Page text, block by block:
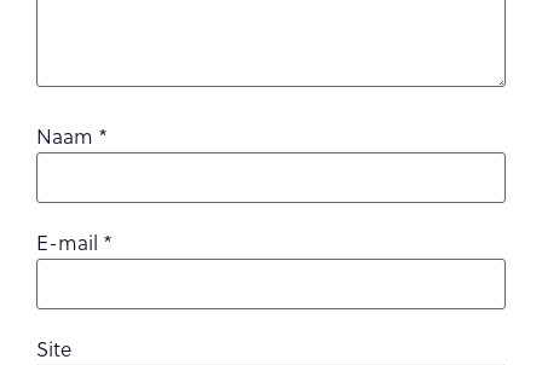
Naam *
E-mail *
Site